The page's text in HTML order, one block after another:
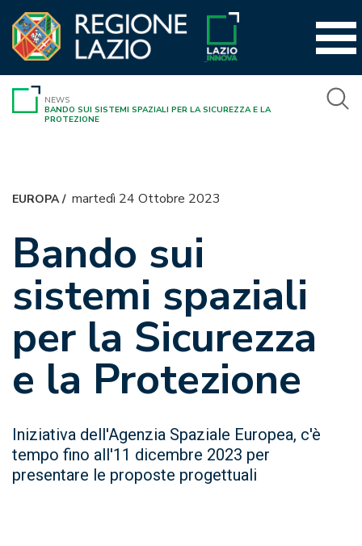
contenuto
NEWS
BANDO SUI SISTEMI SPAZIALI PER LA SICUREZZA E LA
PROTEZIONE
EUROPA/ martedì 24 Ottobre 2023
Bando sui
sistemi spaziali
per la Sicurezza
e la Protezione
Iniziativa dell'Agenzia Spaziale Europea, c'è
tempo fino all'11 dicembre 2023 per
presentare le proposte progettuali